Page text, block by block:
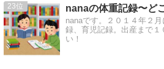
23 nanaの体重記録〜ど
nanaです。２０１４年２
録、育児記録。出産まで
い！